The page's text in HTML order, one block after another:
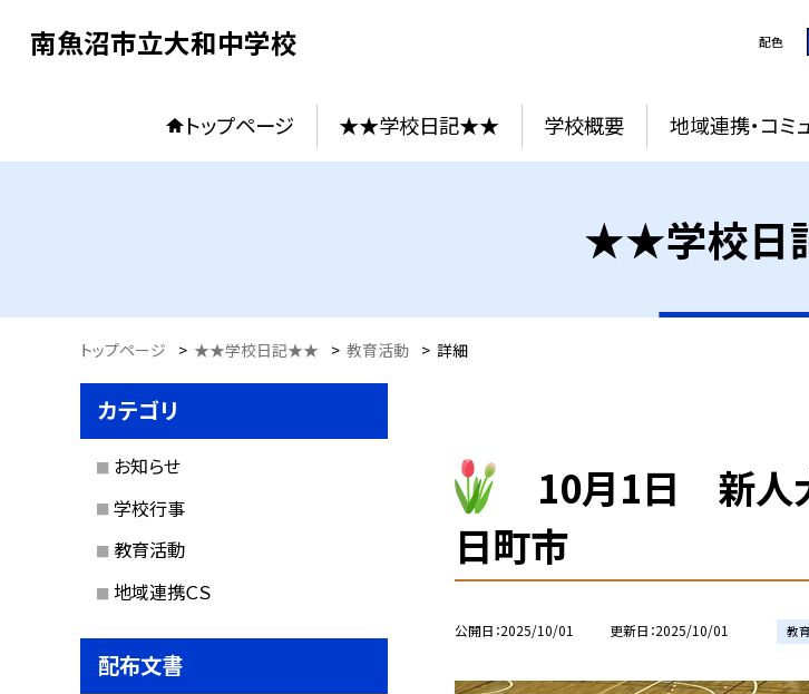
南魚沼市立大和中学校 配色
トップページ ★★学校日記★★ 学校概要 地域連携・コミ
★★学校
トップページ > ★★学校日記★★ > 教育活動 > 詳細
10月1日 新人
日町市
公開日 2025/10/01 更新日 2025/10/01 教
カテゴリ
お知らせ
学校行事
教育活動
地域連携ＣＳ
配布文書